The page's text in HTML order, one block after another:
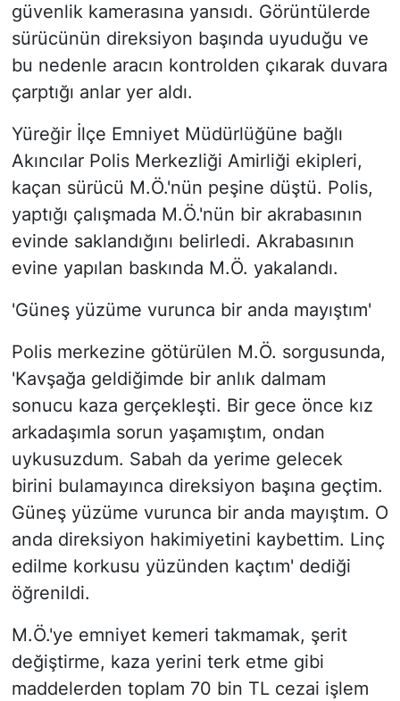
güvenlik kamerasına yansıdı. Görüntülerde
sürücünün direksiyon başında uyuduğu ve
bu nedenle aracın kontrolden çıkarak duvara
çarptığı anlar yer aldı.
Yüreğir İlçe Emniyet Müdürlüğüne bağlı
Akıncılar Polis Merkezliği Amirliği ekipleri,
kaçan sürücü M.Ö.'nün peşine düştü. Polis,
yaptığı çalışmada M.Ö.'nün bir akrabasının
evinde saklandığını belirledi. Akrabasının
evine yapılan baskında M.Ö. yakalandı.
'Güneş yüzüme vurunca bir anda mayıştım'
Polis merkezine götürülen M.Ö. sorgusunda,
'Kavşağa geldiğimde bir anlık dalmam
sonucu kaza gerçekleşti. Bir gece önce kız
arkadaşımla sorun yaşamıştım, ondan
uykusuzdum. Sabah da yerime gelecek
birini bulamayınca direksiyon başına geçtim.
Güneş yüzüme vurunca bir anda mayıştım. O
anda direksiyon hakimiyetini kaybettim. Linç
edilme korkusu yüzünden kaçtım' dediği
öğrenildi.
M.Ö.'ye emniyet kemeri takmamak, şerit
değiştirme, kaza yerini terk etme gibi
maddelerden toplam 70 bin TL cezai işlem